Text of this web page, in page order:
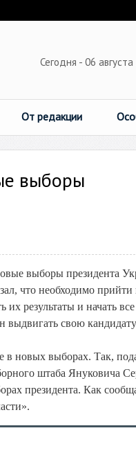
Сегодня - 06
От редакции
выборы
выборы президента
что необходимо
результаты и начать
выдвигать свою
новых выборах. Так,
штаба Януковича
президента. Как